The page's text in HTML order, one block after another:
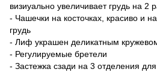
визиуально увеличивает грудь на 2
- Чашечки на косточках, красиво и
грудь
- Лиф украшен деликатным
- Регулируемые бретели
- Застежка сзади на 3 отделения